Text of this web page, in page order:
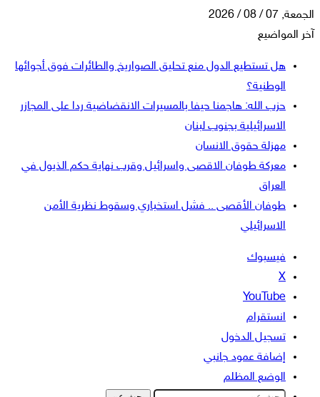
الجمعة, 07 / 08 / 2026
آخر المواضيع
هل تستطيع الدول منع تحليق الصواريخ والطائرات فوق أجوائها
الوطنية؟
حزب الله: هاجمنا حيفا بالمسيرات الانقضاضية ردا على المجازر
الاسرائيلية بجنوب لبنان
مهزلة حقوق الانسان
معركة طوفان الاقصى واسرائيل وقرب نهاية حكم الذيول في
العراق
طوفان الأقصى .. فشل استخباري وسقوط نظرية الأمن
الاسرائيلي
فيسبوك
‫X
‫YouTube
انستقرام
تسجيل الدخول
إضافة عمود جانبي
الوضع المظلم